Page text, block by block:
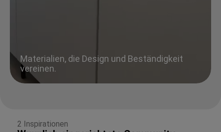
Materialien, die Design und Beständigkeit
vereinen.
2 Inspirationen